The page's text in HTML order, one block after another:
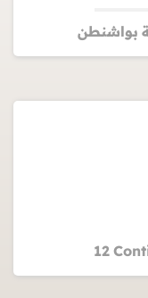
بواشنطن
12